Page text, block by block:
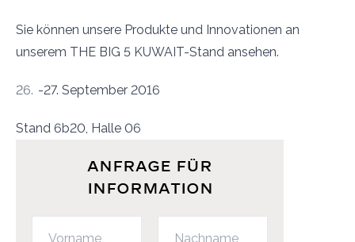
Sie können unsere Produkte und Innovationen an
unserem THE BIG 5 KUWAIT-Stand ansehen.
-27. September 2016
Stand 6b20, Halle 06
ANFRAGE FÜR
INFORMATION